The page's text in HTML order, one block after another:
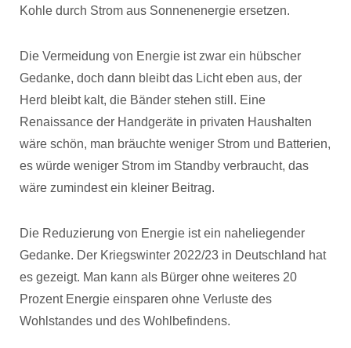
Kohle durch Strom aus Sonnenenergie ersetzen.
Die Vermeidung von Energie ist zwar ein hübscher
Gedanke, doch dann bleibt das Licht eben aus, der
Herd bleibt kalt, die Bänder stehen still. Eine
Renaissance der Handgeräte in privaten Haushalten
wäre schön, man bräuchte weniger Strom und Batterien,
es würde weniger Strom im Standby verbraucht, das
wäre zumindest ein kleiner Beitrag.
Die Reduzierung von Energie ist ein naheliegender
Gedanke. Der Kriegswinter 2022/23 in Deutschland hat
es gezeigt. Man kann als Bürger ohne weiteres 20
Prozent Energie einsparen ohne Verluste des
Wohlstandes und des Wohlbefindens.